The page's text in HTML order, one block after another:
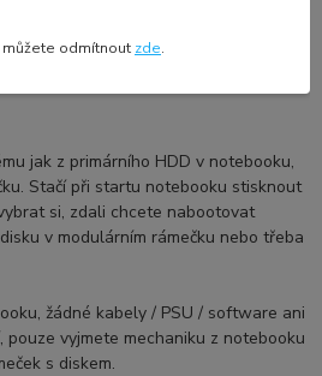
jak z primárního HDD v notebooku,
Stačí při startu notebooku stisknout
si, zdali chcete nabootovat
v modulárním rámečku nebo třeba
žádné kabely / PSU / software ani
pouze vyjmete mechaniku z notebooku
s diskem.
můžete odmítnout zde.